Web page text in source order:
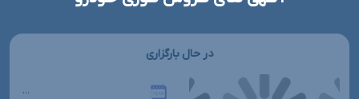
در حال بارگزاری
...